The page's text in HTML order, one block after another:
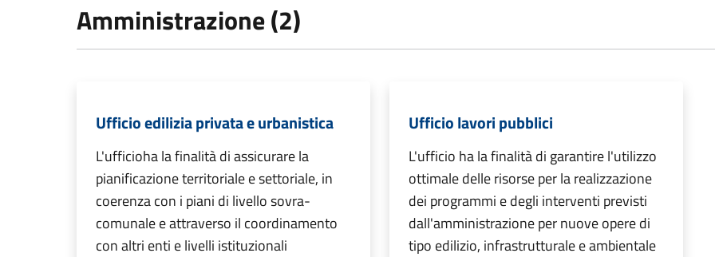
Amministrazione (2)
Ufficio edilizia privata e urbanistica
L'ufficioha la finalità di assicurare la
pianificazione territoriale e settoriale, in
coerenza con i piani di livello sovra-
comunale e attraverso il coordinamento
con altri enti e livelli istituzionali
Ufficio lavori pubblici
L'ufficio ha la finalità di garantire l'utilizzo
ottimale delle risorse per la realizzazione
dei programmi e degli interventi previsti
dall'amministrazione per nuove opere di
tipo edilizio, infrastrutturale e ambientale